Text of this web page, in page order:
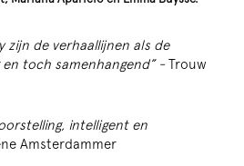
zijn de verhaallijnen als de
en toch samenhangend” -Trouw
intelligent en
Amsterdammer